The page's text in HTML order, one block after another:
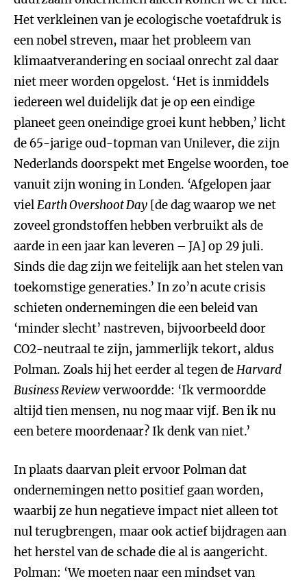
Het verkleinen van je ecologische voetafdruk is
een nobel streven, maar het probleem van
klimaatverandering en sociaal onrecht zal daar
niet meer worden opgelost. ‘Het is inmiddels
iedereen wel duidelijk dat je op een eindige
planeet geen oneindige groei kunt hebben,’ licht
de 65-jarige oud-topman van Unilever, die zijn
Nederlands doorspekt met Engelse woorden, toe
vanuit zijn woning in Londen. ‘Afgelopen jaar
vielEarth Overshoot Day [de dag waarop we net
zoveel grondstoffen hebben verbruikt als de
aarde in een jaar kan leveren – JA] op 29 juli.
Sinds die dag zijn we feitelijk aan het stelen van
toekomstige generaties.’ In zo’n acute crisis
schieten ondernemingen die een beleid van
‘minder slecht’ nastreven, bijvoorbeeld door
CO2-neutraal te zijn, jammerlijk tekort, aldus
Polman. Zoals hij het eerder al tegen deHarvard
Business Reviewverwoordde: ‘Ik vermoordde
altijd tien mensen, nu nog maar vijf. Ben ik nu
een betere moordenaar? Ik denk van niet.’
In plaats daarvan pleit ervoor Polman dat
ondernemingen netto positief gaan worden,
waarbij ze hun negatieve impact niet alleen tot
nul terugbrengen, maar ook actief bijdragen aan
het herstel van de schade die al is aangericht.
Polman: ‘We moeten naar een mindset van